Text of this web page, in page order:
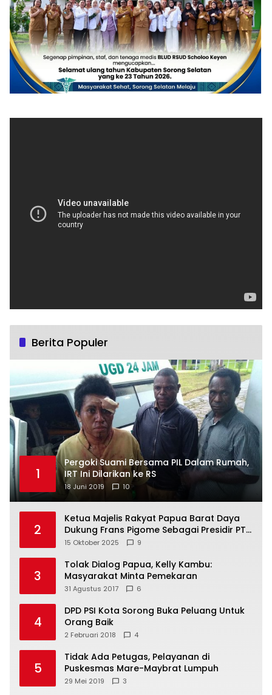
Berita Populer
1
Pergoki Suami Bersama PIL Dalam Rumah,
IRT Ini Dilarikan ke RS
18 Juni 2019 10
2
Ketua Majelis Rakyat Papua Barat Daya
Dukung Frans Pigome Sebagai Presidir PT
Freeport Indonesia
15 Oktober 2025 9
3
Tolak Dialog Papua, Kelly Kambu:
Masyarakat Minta Pemekaran
31 Agustus 2017 6
4
DPD PSI Kota Sorong Buka Peluang Untuk
Orang Baik
2 Februari 2018 4
5
Tidak Ada Petugas, Pelayanan di
Puskesmas Mare-Maybrat Lumpuh
29 Mei 2019 3